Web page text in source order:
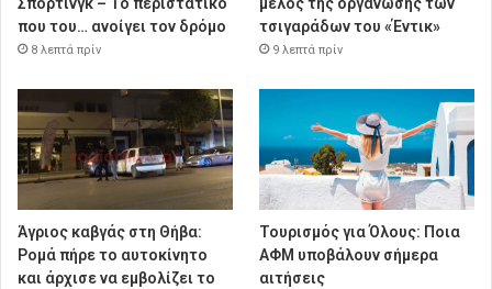
που του… ανοίγει τον δρόμο
8 λεπτά πρίν
τσιγαράδων του «Έντικ»
9 λεπτά πρίν
Άγριος καβγάς στη Θήβα:
Ρομά πήρε το αυτοκίνητο
και άρχισε να εμβολίζει το
Τουρισμός για Όλους: Ποια
ΑΦΜ υποβάλουν σήμερα
αιτήσεις